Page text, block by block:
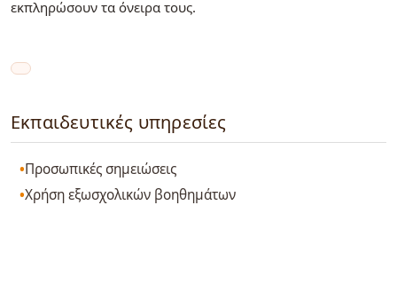
εκπληρώσουν τα όνειρα τους.
Εκπαιδευτικές υπηρεσίες
Προσωπικές σημειώσεις
Χρήση εξωσχολικών βοηθημάτων